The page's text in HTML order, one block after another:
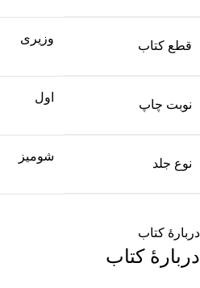
قطع کتاب
وزیری
نوبت چاپ
اول
نوع جلد
شومیز
دربارهٔ کتاب
دربارهٔ کتاب